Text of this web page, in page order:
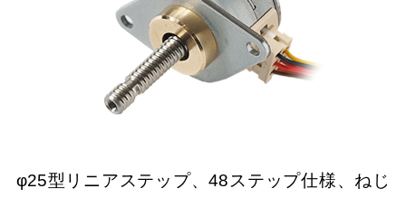
φ25型リニアステップ、48ステップ仕様、ねじ